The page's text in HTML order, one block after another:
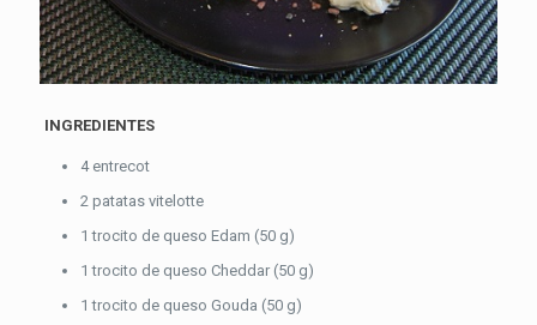
INGREDIENTES
4 entrecot
2 patatas vitelotte
1 trocito de queso Edam (50 g)
1 trocito de queso Cheddar (50 g)
1 trocito de queso Gouda (50 g)